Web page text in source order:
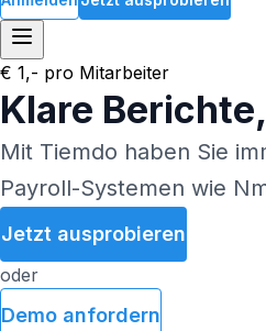
€ 1,- pro Mitarbeiter
Klare
Mit Tiemdo haben Sie
Payroll-Systemen wie
Jetzt ausprobieren
oder
Demo anfordern